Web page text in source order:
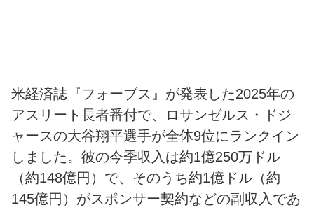
米経済誌『フォーブス』が発表した2025年の
アスリート長者番付で、ロサンゼルス・ドジ
ャースの大谷翔平選手が全体9位にランクイン
しました。彼の今季収入は約1億250万ドル
（約148億円）で、そのうち約1億ドル（約
145億円）がスポンサー契約などの副収入であ